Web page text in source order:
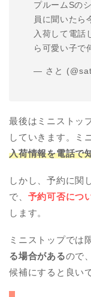
プルームSの
員に聞いたら
入荷して電話
ら可愛い子で
— さと
最後はミニストッ
していきます。ミ
入荷情報を電話で
しかし、予約に関
で、 予約可否につ
します。
ミニストップでは
る場合があるので
候補にすると良い